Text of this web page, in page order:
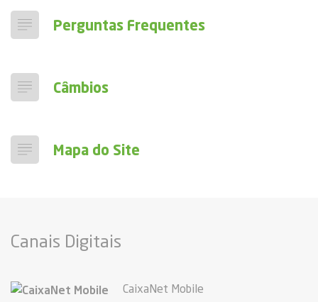
Perguntas Frequentes
Câmbios
Mapa do Site
Canais Digitais
CaixaNet Mobile